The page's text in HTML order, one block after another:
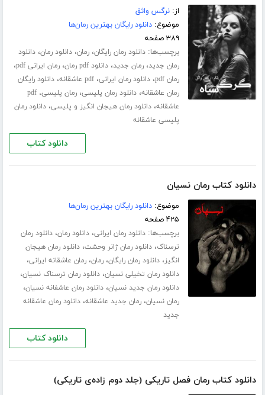
از:نرگس واثق
موضوع:دانلود رایگان بهترین رمان‌ها
۳۸۹ صفحه
برچسب‌ها:دانلود رمان رایگان،رمان،دانلود رمان،دانلود
رمان جدید،رمان جدید،دانلود pdf رمان ،رمان ایرانی pdf ،
رمان pdf ،دانلود رمان ایرانی،pdf عاشقانه ،دانلود رایگان
رمان عاشقانه،دانلود رمان پلیسی،
رمان پلیسی، pdf
عاشقانه،دانلود رمان هیجان انگیز و پلیسی،دانلود رمان
پلیسی عاشقانه
دانلود کتاب
دانلود کتاب رمان نسیان
موضوع:دانلود رایگان بهترین رمان‌ها
۴۲۵ صفحه
برچسب‌ها:دانلود رمان ایرانی،دانلود رمان،دانلود رمان
ترسناک،دانلود رمان ژانر وحشت،دانلود رمان هیجان
انگیز،دانلود رمان رایگان،رمان،رمان عاشقانه ایرانی،
دانلود رمان تخیلی نسیان،دانلود رمان ترسناک نسیان،
دانلود رمان جدید نسیان،دانلود رمان عاشفانه نسیان،
رمان نسیان،رمان جدید عاشقانه،دانلود رمان عاشقانه
جدید
دانلود کتاب
دانلود کتاب رمان فصل تاریکی (جلد دوم زاده‌ی تاریکی)